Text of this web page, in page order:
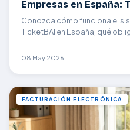
Empresas en España:
Saber
Conozca cómo funciona el
TicketBAI en España, qué
complicaciones.
08 May 2026
FACTURACIÓN ELECTRÓNICA